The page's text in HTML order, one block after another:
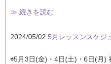
≫ 続きを読む
2024/05/02 5月レッスンスケジ
◉5月3日(金)・4日(土)・6日(月)